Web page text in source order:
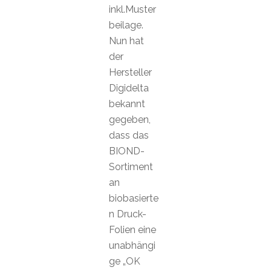
inkl.Muster
beilage.
Nun hat
der
Hersteller
Digidelta
bekannt
gegeben,
dass das
BIOND-
Sortiment
an
biobasierte
n Druck-
Folien eine
unabhängi
ge „OK